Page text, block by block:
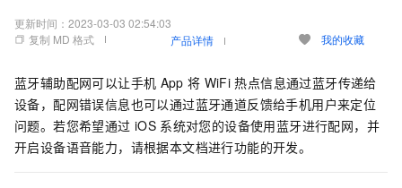
更新时间： 2023-03-03 02:54:03
复制 MD 格式
产品详情 我的收藏
蓝牙辅助配网可以让手机 App 将 WiFi 热点信息通过蓝牙传递给
设备，配网错误信息也可以通过蓝牙通道反馈给手机用户来定位
问题。若您希望通过 iOS 系统对您的设备使用蓝牙进行配网，并
开启设备语音能力，请根据本文档进行功能的开发。